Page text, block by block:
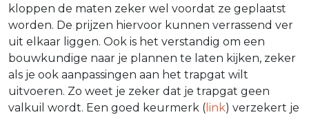
kloppen de maten zeker wel voordat ze geplaatst
worden. De prijzen hiervoor kunnen verrassend ver
uit elkaar liggen. Ook is het verstandig om een
bouwkundige naar je plannen te laten kijken, zeker
als je ook aanpassingen aan het trapgat wilt
uitvoeren. Zo weet je zeker dat je trapgat geen
valkuil wordt. Een goed keurmerk ( link) verzekert je